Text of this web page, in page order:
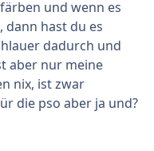
und wenn es
hast du es
dadurch und
aber nur meine
nix, ist zwar
die pso aber ja und?